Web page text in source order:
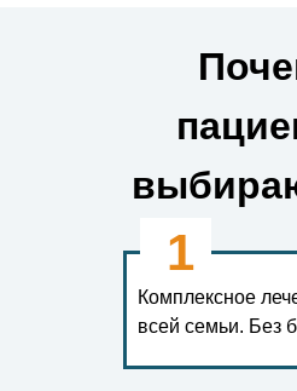
1
Комплексное
всей семьи. Без